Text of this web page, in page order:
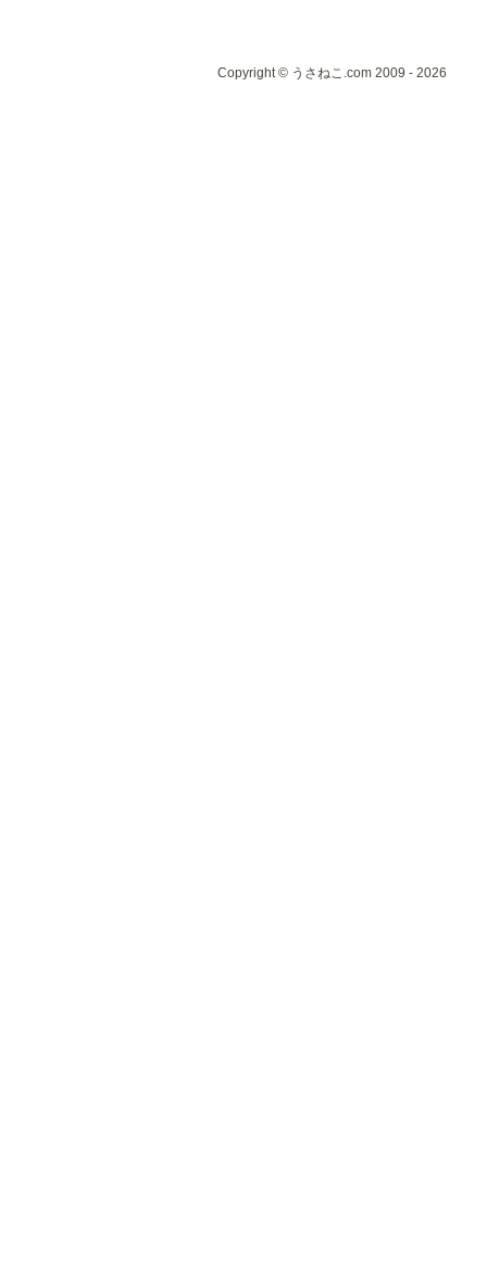
Copyright © うさねこ.com 2009 - 2026